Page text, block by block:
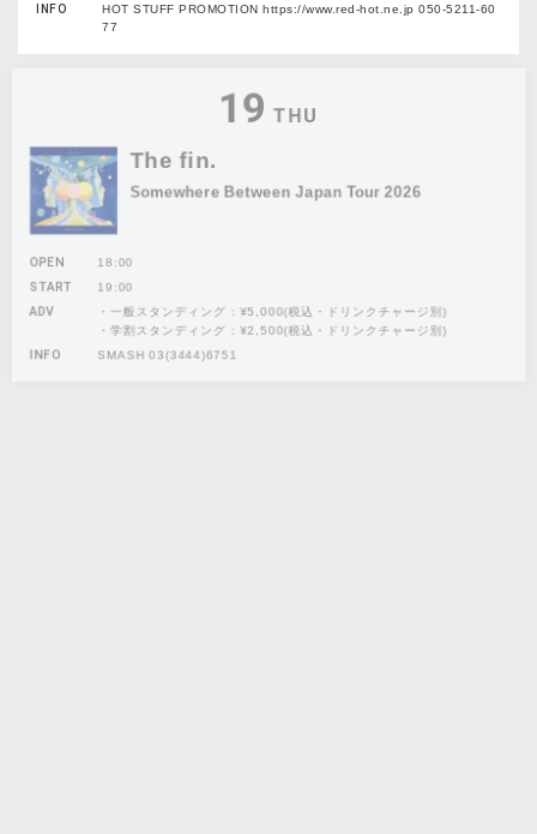
INFO
HOT STUFF PROMOTION https://www.red-hot.ne.jp 050-5211-60
77
19 THU
The fin.
Somewhere Between Japan Tour 2026
OPEN
18:00
START
19:00
ADV
・一般スタンディング：¥5,000(税込・ドリンクチャージ別)
・学割スタンディング：¥2,500(税込・ドリンクチャージ別)
INFO
SMASH 03(3444)6751